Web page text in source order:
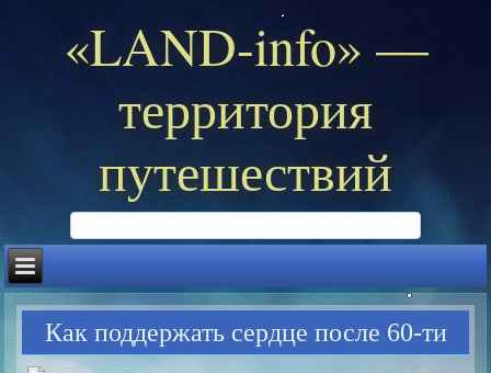
«LAND-info» —
территория
путешествий
Как поддержать сердце после 60-ти